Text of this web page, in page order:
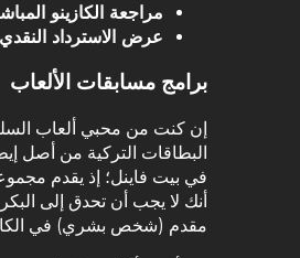
مراجعة الكازينو
عرض الاسترداد النقدي
برامج مسابقات الألعاب
البطاقات التركية من أصل
في بيت فاينل؛ إذ يقدم
أنك لا يجب أن تحدق إلى
مقدم (شخص بشري) في